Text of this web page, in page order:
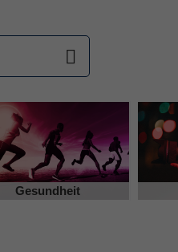
Gesundheit